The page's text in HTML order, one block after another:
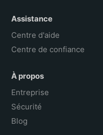
Assistance
Centre d'aide
Centre de confiance
À propos
Entreprise
Sécurité
Blog